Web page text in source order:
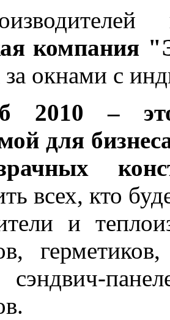
компания
за окнами с
2010 –
для
всех, кто
и
сэндвич-